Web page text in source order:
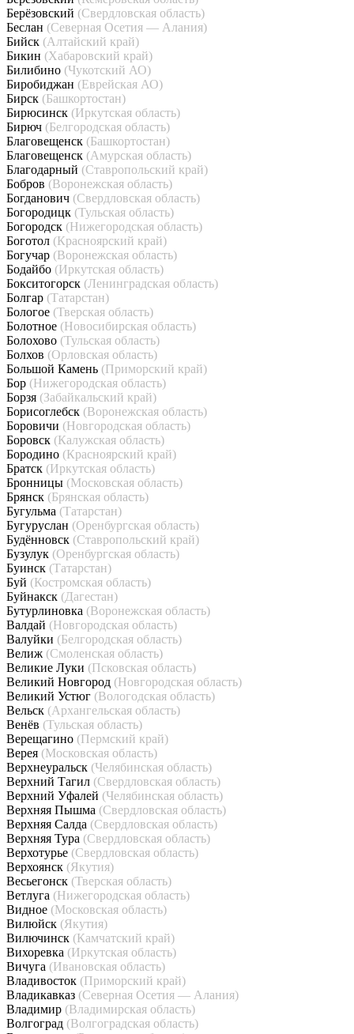
Берёзовский (Свердловская область)
Беслан (Северная Осетия — Алания)
Бийск (Алтайский край)
Бикин (Хабаровский край)
Билибино (Чукотский АО)
Биробиджан (Еврейская АО)
Бирск (Башкортостан)
Бирюсинск (Иркутская область)
Бирюч (Белгородская область)
Благовещенск (Башкортостан)
Благовещенск (Амурская область)
Благодарный (Ставропольский край)
Бобров (Воронежская область)
Богданович (Свердловская область)
Богородицк (Тульская область)
Богородск (Нижегородская область)
Боготол (Красноярский край)
Богучар (Воронежская область)
Бодайбо (Иркутская область)
Бокситогорск (Ленинградская область)
Болгар (Татарстан)
Бологое (Тверская область)
Болотное (Новосибирская область)
Болохово (Тульская область)
Болхов (Орловская область)
Большой Камень (Приморский край)
Бор (Нижегородская область)
Борзя (Забайкальский край)
Борисоглебск (Воронежская область)
Боровичи (Новгородская область)
Боровск (Калужская область)
Бородино (Красноярский край)
Братск (Иркутская область)
Бронницы (Московская область)
Брянск (Брянская область)
Бугульма (Татарстан)
Бугуруслан (Оренбургская область)
Будённовск (Ставропольский край)
Бузулук (Оренбургская область)
Буинск (Татарстан)
Буй (Костромская область)
Буйнакск (Дагестан)
Бутурлиновка (Воронежская область)
Валдай (Новгородская область)
Валуйки (Белгородская область)
Велиж (Смоленская область)
Великие Луки (Псковская область)
Великий Новгород (Новгородская область)
Великий Устюг (Вологодская область)
Вельск (Архангельская область)
Венёв (Тульская область)
Верещагино (Пермский край)
Верея (Московская область)
Верхнеуральск (Челябинская область)
Верхний Тагил (Свердловская область)
Верхний Уфалей (Челябинская область)
Верхняя Пышма (Свердловская область)
Верхняя Салда (Свердловская область)
Верхняя Тура (Свердловская область)
Верхотурье (Свердловская область)
Верхоянск (Якутия)
Весьегонск (Тверская область)
Ветлуга (Нижегородская область)
Видное (Московская область)
Вилюйск (Якутия)
Вилючинск (Камчатский край)
Вихоревка (Иркутская область)
Вичуга (Ивановская область)
Владивосток (Приморский край)
Владикавказ (Северная Осетия — Алания)
Владимир (Владимирская область)
Волгоград (Волгоградская область)